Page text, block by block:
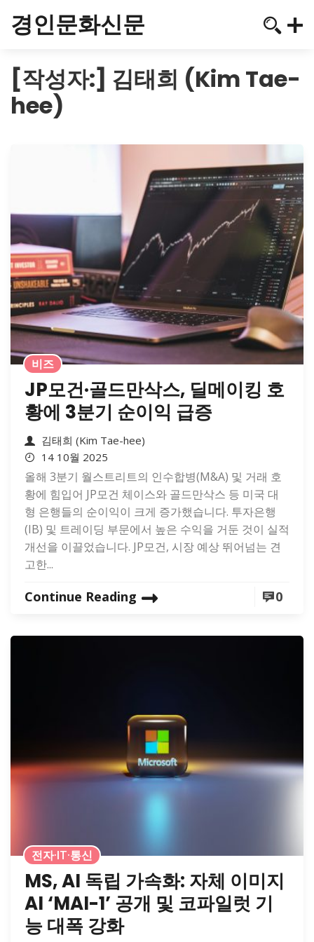
경인문화신문
[작성자:] 김태희 (Kim Tae-
hee)
비즈
JP모건·골드만삭스, 딜메이킹 호
황에 3분기 순이익 급증
김태희 (Kim Tae-hee)
14 10월 2025
올해 3분기 월스트리트의 인수합병(M&A) 및 거래 호
황에 힘입어 JP모건 체이스와 골드만삭스 등 미국 대
형 은행들의 순이익이 크게 증가했습니다. 투자은행
(IB) 및 트레이딩 부문에서 높은 수익을 거둔 것이 실적
개선을 이끌었습니다. JP모건, 시장 예상 뛰어넘는 견
고한...
Continue Reading 0
전자·IT·통신
MS, AI 독립 가속화: 자체 이미지
AI ‘MAI-1’ 공개 및 코파일럿 기
능 대폭 강화